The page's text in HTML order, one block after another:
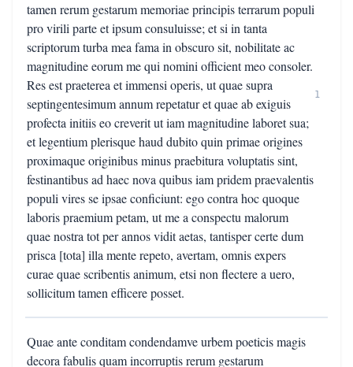
tamen rerum gestarum memoriae principis terrarum populi
pro virili parte et ipsum consuluisse; et si in tanta
scriptorum turba mea fama in obscuro sit, nobilitate ac
magnitudine eorum me qui nomini officient meo consoler.
Res est praeterea et immensi operis, ut quae supra
septingentesimum annum repetatur et quae ab exiguis
profecta initiis eo creverit ut iam magnitudine laboret sua;
et legentium plerisque haud dubito quin primae origines
proximaque originibus minus praebitura voluptatis sint,
festinantibus ad haec nova quibus iam pridem praevalentis
populi vires se ipsae conficiunt: ego contra hoc quoque
laboris praemium petam, ut me a conspectu malorum
quae nostra tot per annos vidit aetas, tantisper certe dum
prisca [tota] illa mente repeto, avertam, omnis expers
curae quae scribentis animum, etsi non flectere a uero,
sollicitum tamen efficere posset.
1
Quae ante conditam condendamve urbem poeticis magis
decora fabulis quam incorruptis rerum gestarum